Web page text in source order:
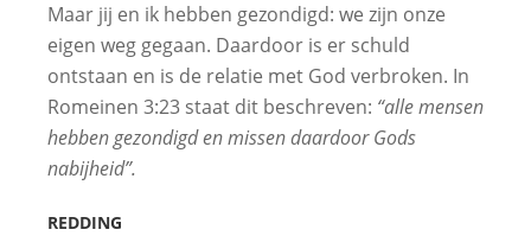
Maar jij en ik hebben gezondigd: we zijn onze
eigen weg gegaan. Daardoor is er schuld
ontstaan en is de relatie met God verbroken. In
Romeinen 3:23 staat dit beschreven: “alle mensen
hebben gezondigd en missen daardoor Gods
nabijheid”.
REDDING